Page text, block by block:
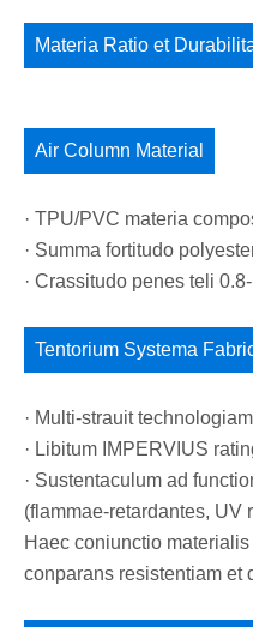
Materia Ratio et
Air Column Material
· TPU/PVC materia
· Summa fortitudo
· Crassitudo penes teli
Tentorium Systema
· Multi-strauit
· Libitum IMPERVIUS
· Sustentaculum ad
(flammae-retardantes, UV
Haec coniunctio
conparans resistentiam et